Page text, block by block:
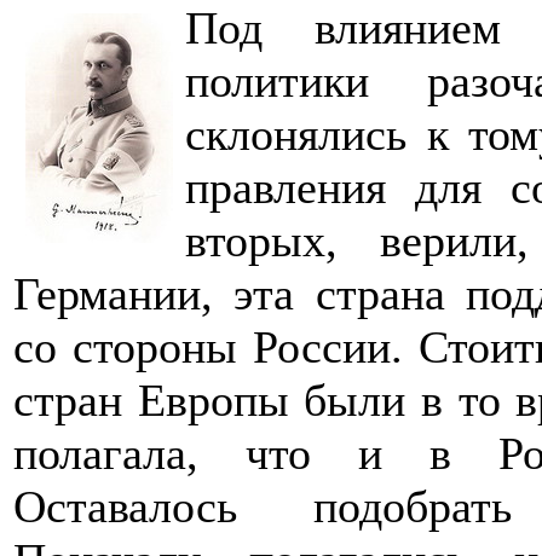
Под влиянием
политики
склонялись к
правления для
вторых,
Германии, эта страна
со стороны России.
стран Европы были в то
полагала, что и в
Оставалось